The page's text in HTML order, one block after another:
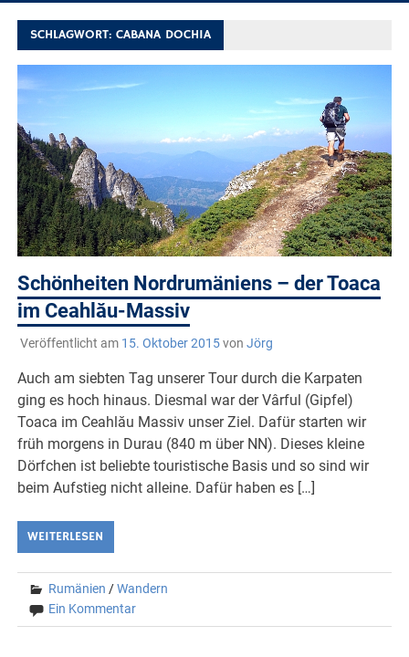
SCHLAGWORT:CABANA DOCHIA
Schönheiten Nordrumäniens – der Toaca
im Ceahlău-Massiv
Veröffentlicht am 15. Oktober 2015von Jörg
Auch am siebten Tag unserer Tour durch die Karpaten
ging es hoch hinaus. Diesmal war der Vârful (Gipfel)
Toaca im Ceahlău Massiv unser Ziel. Dafür starten wir
früh morgens in Durau (840 m über NN). Dieses kleine
Dörfchen ist beliebte touristische Basis und so sind wir
beim Aufstieg nicht alleine. Dafür haben es […]
WEITERLESEN
Rumänien /Wandern
Ein Kommentar